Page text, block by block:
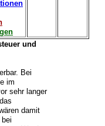
und
Bei
im
sehr langer
damit